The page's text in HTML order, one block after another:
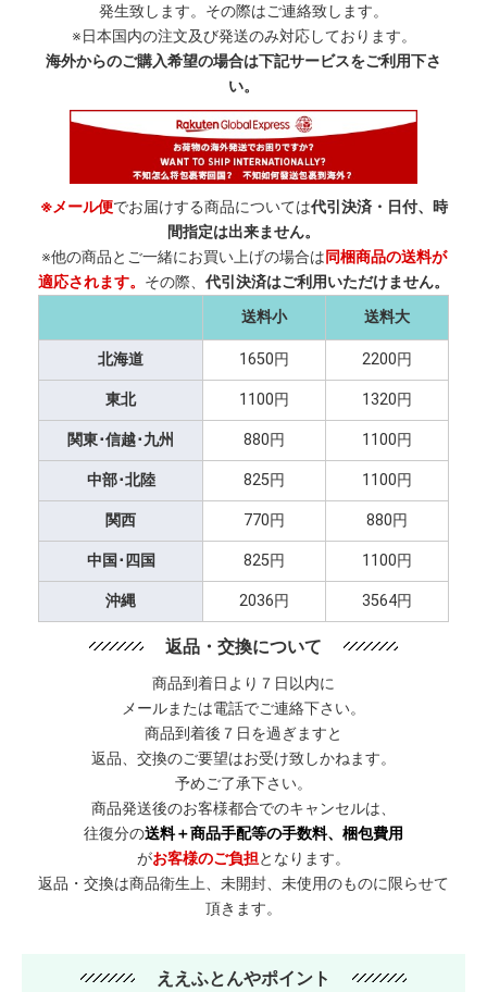
発生致します。その際はご連絡致します。
※日本国内の注文及び発送のみ対応しております。
海外からのご購入希望の場合は下記サービスをご利用下さ
い。
※メール便でお届けする商品については代引決済・日付、時
間指定は出来ません。
※他の商品とご一緒にお買い上げの場合は同梱商品の送料が
適応されます。 その際、 代引決済はご利用いただけません。
送料小
送料大
北海道 1650円 2200円
東北 1100円 1320円
関東･信越･九州 880円 1100円
中部･北陸 825円 1100円
関西 770円 880円
中国･四国 825円 1100円
沖縄 2036円 3564円
返品・交換について
商品到着日より７日以内に
メールまたは電話でご連絡下さい。
商品到着後７日を過ぎますと
返品、交換のご要望はお受け致しかねます。
予めご了承下さい。
商品発送後のお客様都合でのキャンセルは、
往復分の送料＋商品手配等の手数料、梱包費用
がお客様のご負担となります。
返品・交換は商品衛生上、未開封、未使用のものに限らせて
頂きます。
ええふとんやポイント